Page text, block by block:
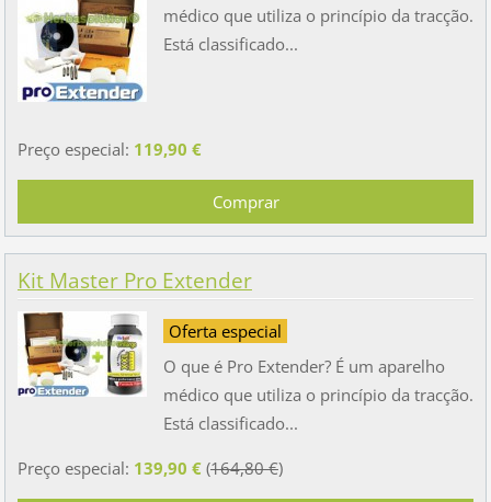
médico que utiliza o princípio da tracção.
Está classificado...
Preço especial: 119,90 €
Kit Master Pro Extender
Oferta especial
O que é Pro Extender? É um aparelho
médico que utiliza o princípio da tracção.
Está classificado...
Preço especial: 139,90 €(164,80 €)